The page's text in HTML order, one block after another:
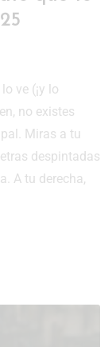
ve (¡y lo
no existes
Miras a tu
despintadas
A tu derecha,